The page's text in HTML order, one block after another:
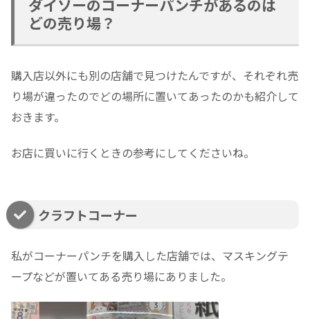
ダイソーのコーナーパンチがあるのは
どの売り場？
購入店以外にも別の店舗で見つけたんですが、それぞれ売
り場が違ったのでどの場所に置いてあったのかも紹介して
おきます。
お店に買いに行くときの参考にしてくださいね。
クラフトコーナー
私がコーナーパンチを購入した店舗では、マスキングテ
ープなどが置いてある売り場にありました。